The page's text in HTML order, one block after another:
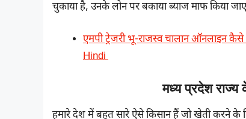
चुकाया है, उनके लोन पर बकाया ब्याज माफ किया
एमपी ट्रेजरी भू-राजस्व चालान ऑनलाइन
Hindi
मध्य प्रदेश राज्य
हमारे देश में बहुत सारे ऐसे किसान हैं जो खेती करने के